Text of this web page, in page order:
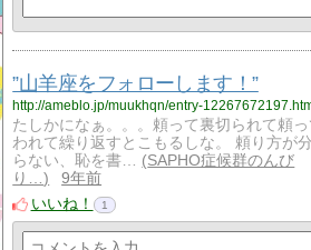
”山羊座をフォローします！”
http://ameblo.jp/muukhqn/entry-
たしかになぁ。。。頼って裏切られて頼
われて繰り返すとこもるしな。 頼り方が
らない、恥を書…
SAPHO症候群のんび
り…
9年前
いいね！
1